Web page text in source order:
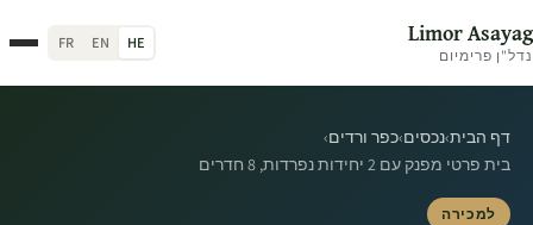
Limor Asayag
נדל"ן פרימיום
HE
EN
FR
דף הבית›נכסים›כפר ורדים›
בית פרטי מפנק עם 2 יחידות נפרדות, 8 חדרים
למכירה